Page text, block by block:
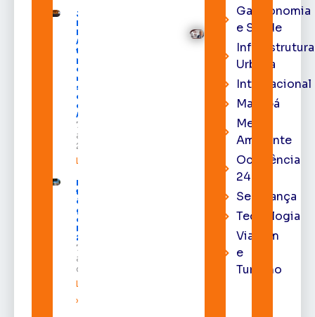
Juiz
Diego
Moura de
Araújo
toma
posse
como
membro
substituto
do Pleno
do TRE-
AP
7 de
agosto de
2026
Leia mais »
Macapá
terá
ônibus
gratuitos
durante a
Expofeira
2026
7 de
agosto
de 2026
Leia mais
»
Gastronomia
e Saúde
Infraestrutura
Urbana
Internacional
Macapá
Meio
Ambiente
Ocorrência
24h
Segurança
Tecnologia
Viagem
e
Turismo